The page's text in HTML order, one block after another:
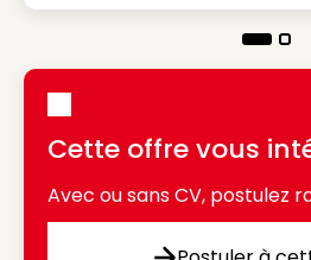
Cette offre vous
Avec ou sans CV, postulez